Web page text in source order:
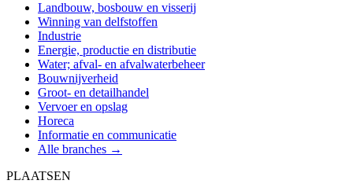
Landbouw, bosbouw en visserij
Winning van delfstoffen
Industrie
Energie, productie en distributie
Water; afval- en afvalwaterbeheer
Bouwnijverheid
Groot- en detailhandel
Vervoer en opslag
Horeca
Informatie en communicatie
Alle branches →
PLAATSEN